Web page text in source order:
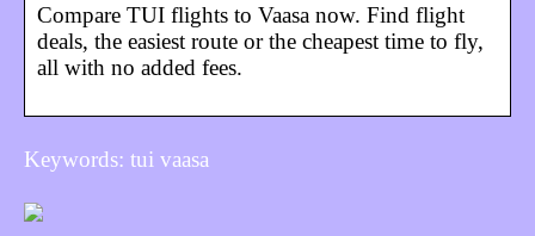
Compare TUI flights to Vaasa now. Find flight
deals, the easiest route or the cheapest time to fly,
all with no added fees.
Keywords: tui vaasa